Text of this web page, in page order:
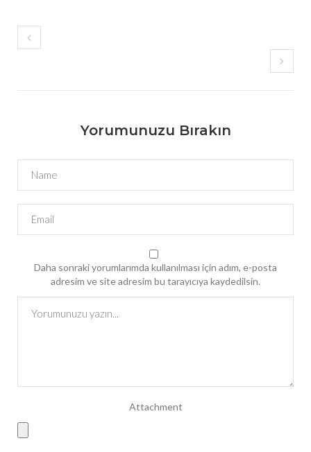
Yorumunuzu Bırakın
Daha sonraki yorumlarımda kullanılması için adım, e-posta
adresim ve site adresim bu tarayıcıya kaydedilsin.
Attachment